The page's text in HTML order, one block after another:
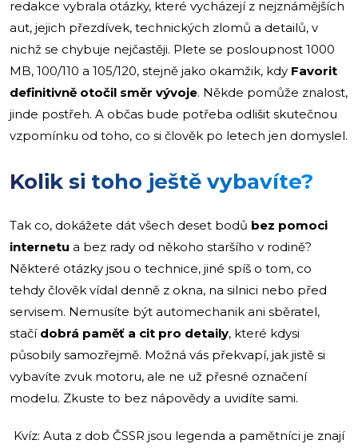
redakce vybrala otázky, které vycházejí z nejznámějších
aut, jejich přezdívek, technických zlomů a detailů, v
nichž se chybuje nejčastěji. Plete se posloupnost 1000
MB, 100/110 a 105/120, stejně jako okamžik, kdy Favorit
definitivně otočil směr vývoje. Někde pomůže znalost,
jinde postřeh. A občas bude potřeba odlišit skutečnou
vzpomínku od toho, co si člověk po letech jen domyslel.
Kolik si toho ještě vybavíte?
Tak co, dokážete dát všech deset bodů bez pomoci
internetu a bez rady od někoho staršího v rodině?
Některé otázky jsou o technice, jiné spíš o tom, co
tehdy člověk vídal denně z okna, na silnici nebo před
servisem. Nemusíte být automechanik ani sběratel,
stačí dobrá paměť a cit pro detaily, které kdysi
působily samozřejmě. Možná vás překvapí, jak jistě si
vybavíte zvuk motoru, ale ne už přesné označení
modelu. Zkuste to bez nápovědy a uvidíte sami.
Kvíz: Auta z dob ČSSR jsou legenda a pamětníci je znají